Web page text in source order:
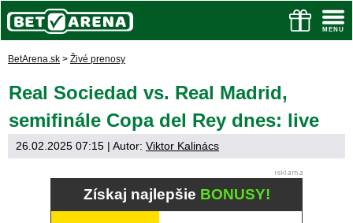
BetArena.sk > Živé prenosy
Real Sociedad vs. Real Madrid,
semifinále Copa del Rey dnes: live
26.02.2025 07:15 | Autor: Viktor Kalinács
Získaj najlepšie BONUSY!